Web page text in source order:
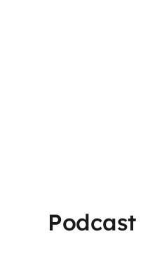
Podcast